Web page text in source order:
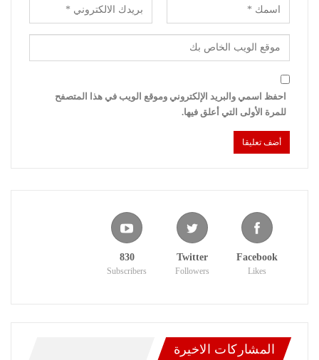
احفظ اسمي والبريد الإلكتروني وموقع الويب في هذا المتصفح
للمرة الأولى التي أعلق فيها.
Facebook
Likes
Twitter
Followers
830
Subscribers
المشاركات الاخيرة